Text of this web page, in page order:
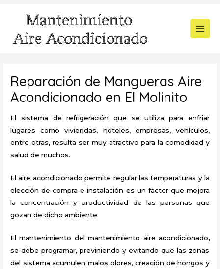
contenido
Reparación de Mangueras Aire
Acondicionado en El Molinito
El sistema de refrigeración que se utiliza para enfriar
lugares como viviendas, hoteles, empresas, vehículos,
entre otras, resulta ser muy atractivo para la comodidad y
salud de muchos.
El aire acondicionado permite regular las temperaturas y la
elección de compra e instalación es un factor que mejora
la concentración y productividad de las personas que
gozan de dicho ambiente.
El mantenimiento del mantenimiento aire acondicionado,
se debe programar, previniendo y evitando que las zonas
del sistema acumulen malos olores, creación de hongos y